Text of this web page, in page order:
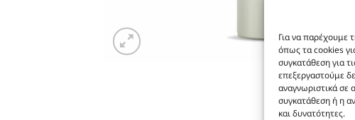
Για να παρέχουμε
όπως τα cookies
συγκατάθεση για
επεξεργαστούμε
αναγνωριστικά σε
συγκατάθεση ή η
και δυνατότητες.